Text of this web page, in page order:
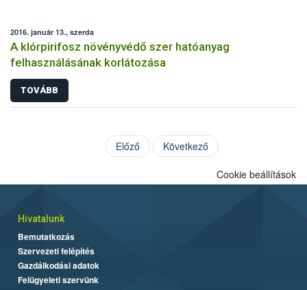
2016. január 13., szerda
A klórpirifosz növényvédő szer hatóanyag
felhasználásának korlátozása
TOVÁBB
Előző Következő
Cookie beállítások
Hivatalunk
Bemutatkozás
Szervezeti felépítés
Gazdálkodási adatok
Felügyeleti szervünk